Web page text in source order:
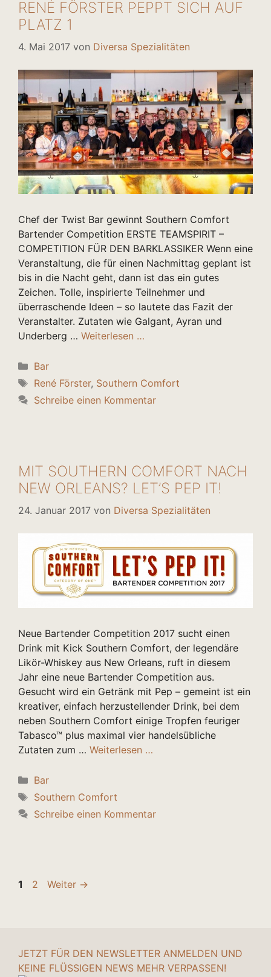
RENÉ FÖRSTER PEPPT SICH AUF
PLATZ 1
4. Mai 2017 von Diversa Spezialitäten
Chef der Twist Bar gewinnt Southern Comfort
Bartender Competition ERSTE TEAMSPIRIT –
COMPETITION FÜR DEN BARKLASSIKER Wenn eine
Veranstaltung, die für einen Nachmittag geplant ist
bis in die Nacht geht, dann ist das ein gutes
Zeichen. Tolle, inspirierte Teilnehmer und
überraschende Ideen – so lautete das Fazit der
Veranstalter. Zutaten wie Galgant, Ayran und
Underberg … Weiterlesen …
Kategorien
Bar
Schlagwörter
René Förster, Southern Comfort
Schreibe einen Kommentar
MIT SOUTHERN COMFORT NACH
NEW ORLEANS? LET’S PEP IT!
24. Januar 2017 von Diversa Spezialitäten
Neue Bartender Competition 2017 sucht einen
Drink mit Kick Southern Comfort, der legendäre
Likör-Whiskey aus New Orleans, ruft in diesem
Jahr eine neue Bartender Competition aus.
Gesucht wird ein Getränk mit Pep – gemeint ist ein
kreativer, einfach herzustellender Drink, bei dem
neben Southern Comfort einige Tropfen feuriger
Tabasco™ plus maximal vier handelsübliche
Zutaten zum … Weiterlesen …
Kategorien
Bar
Schlagwörter
Southern Comfort
Schreibe einen Kommentar
Seite
1 Seite
2 Weiter →
JETZT FÜR DEN NEWSLETTER ANMELDEN UND
KEINE FLÜSSIGEN NEWS MEHR VERPASSEN!